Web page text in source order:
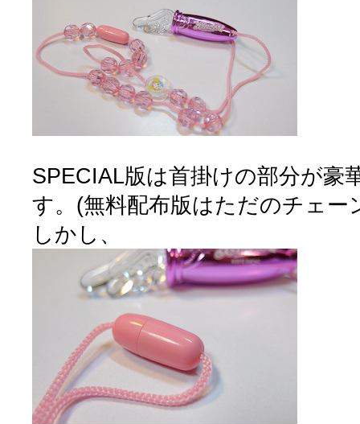
SPECIAL版は首掛けの部分が豪
す。(無料配布版はただのチェー
しかし、